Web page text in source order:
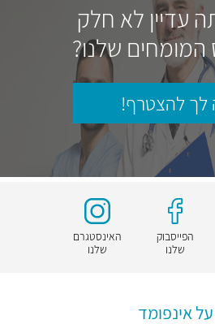
עדיין לא חלק
שלנו?
לך להצטרף!
הפייסבוק
שלנו
האינסטגרם
שלנו
על אינפומד